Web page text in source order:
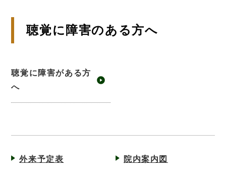
聴覚に障害のある方へ
聴覚に障害がある方
へ
外来予定表 院内案内図